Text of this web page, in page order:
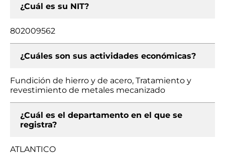
¿Cuál es su NIT?
802009562
¿Cuáles son sus actividades económicas?
Fundición de hierro y de acero, Tratamiento y
revestimiento de metales mecanizado
¿Cuál es el departamento en el que se
registra?
ATLANTICO